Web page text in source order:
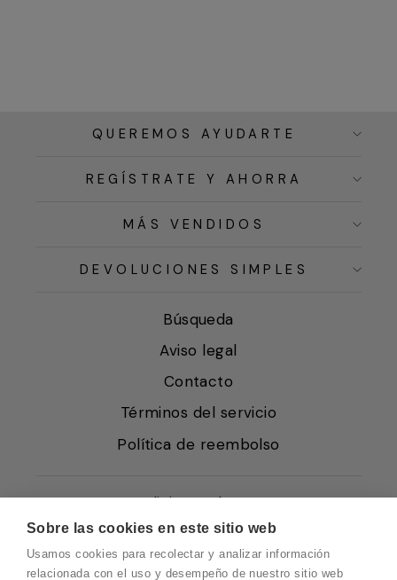
Sobre las cookies en este sitio web
Usamos cookies para recolectar y analizar información
relacionada con el uso y desempeño de nuestro sitio web
QUEREMOS AYUDARTE
REGÍSTRATE Y AHORRA
MÁS VENDIDOS
DEVOLUCIONES SIMPLES
Búsqueda
Aviso legal
Contacto
Términos del servicio
Política de reembolso
Condiciones de Venta
Quiénes somos
Política de Cookies